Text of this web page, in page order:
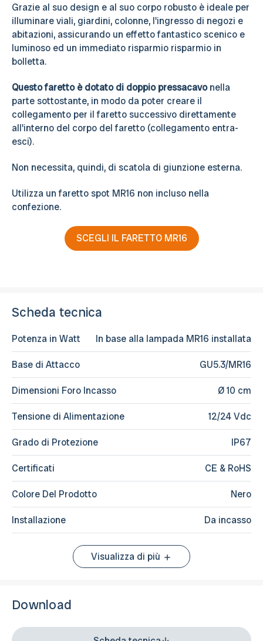
Scheda tecnica
Potenza in Watt In base alla lampada MR16 installata
Base di Attacco GU5.3/MR16
Dimensioni Foro Incasso Ø 10 cm
Tensione di Alimentazione 12/24 Vdc
Grado di Protezione IP67
Certificati CE & RoHS
Colore Del Prodotto Nero
Installazione Da incasso
Visualizza di più
Download
Grazie al suo design e al suo corpo robusto è ideale per
illuminare viali, giardini, colonne, l'ingresso di negozi e
abitazioni, assicurando un effetto fantastico scenico e
luminoso ed un immediato risparmio risparmio in
bolletta.
Questo faretto è dotato di doppio pressacavonella
parte sottostante, in modo da poter creare il
collegamento per il faretto successivo direttamente
all'interno del corpo del faretto (collegamento entra-
esci).
Non necessita, quindi, di scatola di giunzione esterna.
Utilizza un faretto spot MR16 non incluso nella
confezione.
SCEGLI IL FARETTO MR16